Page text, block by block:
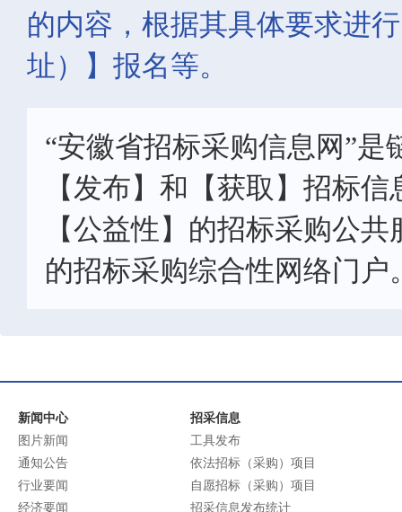
的内容，根据其具体要求进
址）】报名等。
“安徽省招标采购信息网”
【发布】和【获取】招标
【公益性】的招标采购公
的招标采购综合性网络门户
新闻中心
图片新闻
通知公告
行业要闻
经济要闻
招采信息
工具发布
依法招标（采购）项目
自愿招标（采购）项目
招采信息发布统计